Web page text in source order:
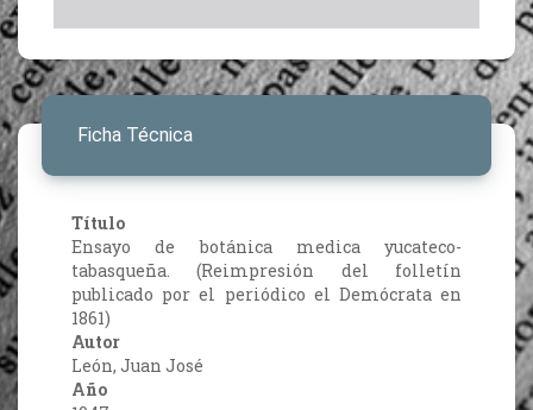
Ficha Técnica
Título
Ensayo de botánica medica yucateco-
tabasqueña. (Reimpresión del folletín
publicado por el periódico el Demócrata en
1861)
Autor
León, Juan José
Año